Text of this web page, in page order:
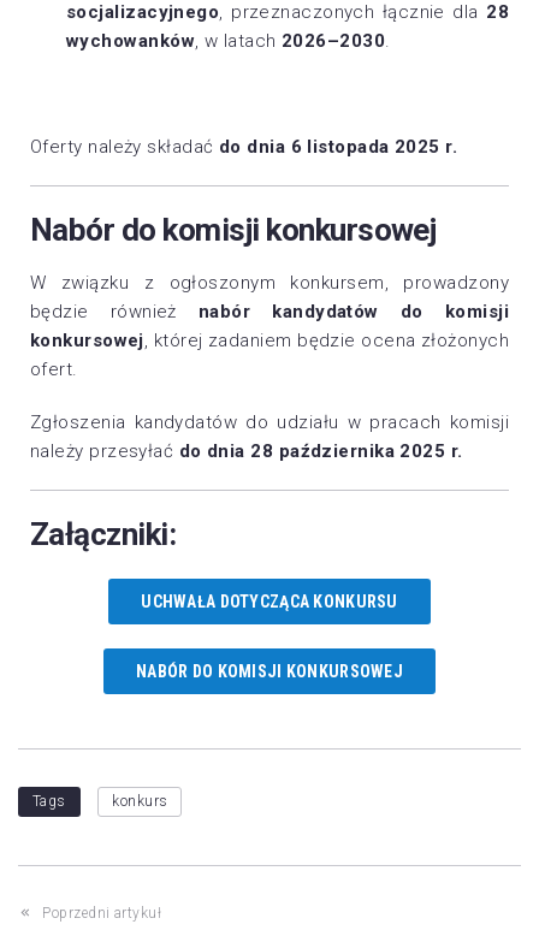
socjalizacyjnego, przeznaczonych łącznie dla 28
wychowanków, w latach 2026–2030.
Oferty należy składać do dnia 6 listopada 2025 r.
Nabór do komisji konkursowej
W związku z ogłoszonym konkursem, prowadzony
będzie również nabór kandydatów do komisji
konkursowej, której zadaniem będzie ocena złożonych
ofert.
Zgłoszenia kandydatów do udziału w pracach komisji
należy przesyłać do dnia 28 października 2025 r.
Załączniki:
UCHWAŁA DOTYCZĄCA KONKURSU
NABÓR DO KOMISJI KONKURSOWEJ
Tags konkurs
Poprzedni artykuł